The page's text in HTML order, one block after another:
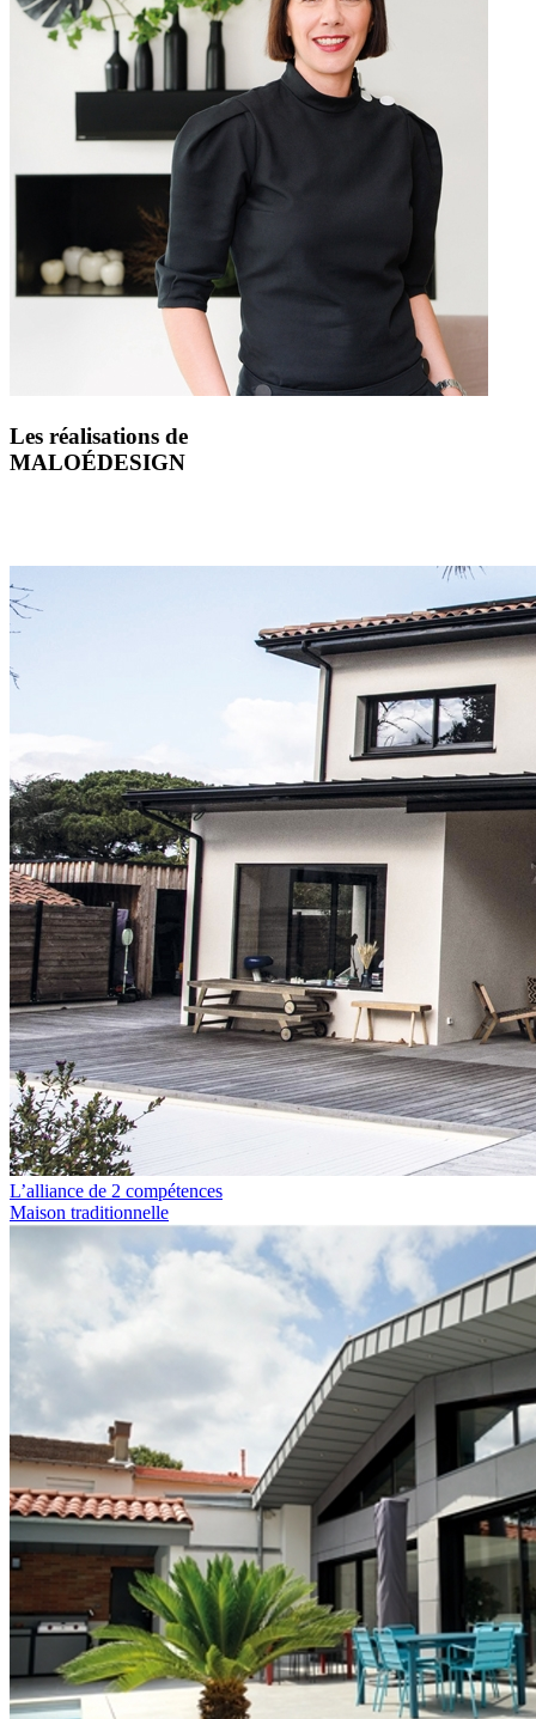
Les réalisations de
MALOÉDESIGN
L’alliance de 2 compétences
Maison traditionnelle